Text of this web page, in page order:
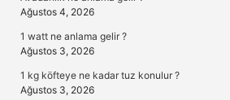
Ağustos 4, 2026
1 watt ne anlama gelir ?
Ağustos 3, 2026
1 kg köfteye ne kadar tuz konulur ?
Ağustos 3, 2026